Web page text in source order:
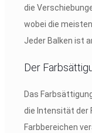
Der
Das
die Intensität der
Farbbereichen